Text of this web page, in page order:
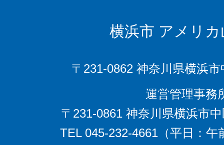
横浜市 アメリ
〒231-0862 神奈川県横浜
運営管理事務
〒231-0861 神奈川県横浜市
TEL 045-232-4661（平⽇：